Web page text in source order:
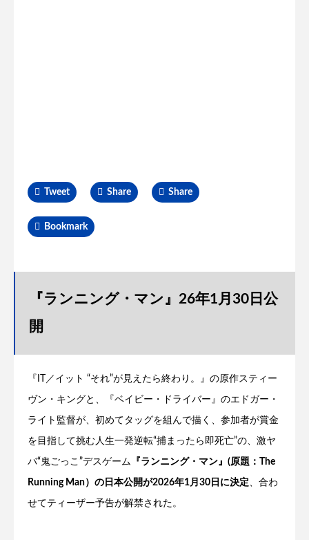
Tweet Share Share
Bookmark
『ランニング・マン』26年1月30日公
開
『IT／イット “それ”が見えたら終わり。』の原作スティー
ヴン・キングと、『ベイビー・ドライバー』のエドガー・
ライト監督が、初めてタッグを組んで描く、参加者が賞金
を目指して挑む人生一発逆転“捕まったら即死亡”の、激ヤ
バ“鬼ごっこ”デスゲーム 『ランニング・マン』(原題：The
Running Man）の日本公開が2026年1月30日に決定、合わ
せてティーザー予告が解禁された。